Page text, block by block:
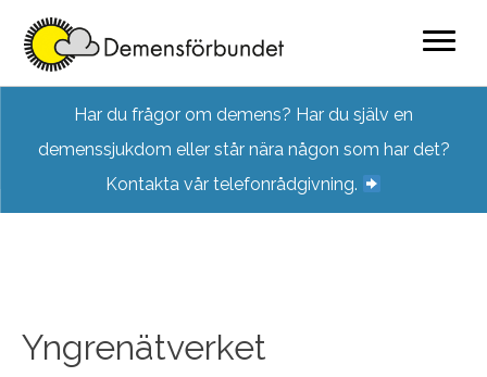
content
Har du frågor om demens? Har du själv en
demenssjukdom eller står nära någon som har det?
Kontakta vår telefonrådgivning.
Yngrenätverket